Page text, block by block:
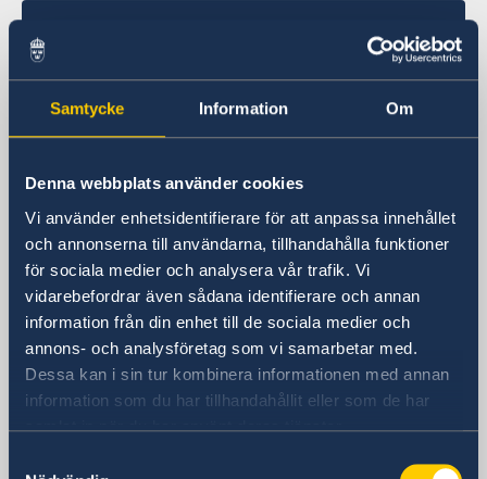
Samtycke Information Om
Denna webbplats använder cookies
Vi använder enhetsidentifierare för att anpassa innehållet
och annonserna till användarna, tillhandahålla funktioner
för sociala medier och analysera vår trafik. Vi
vidarebefordrar även sådana identifierare och annan
information från din enhet till de sociala medier och
annons- och analysföretag som vi samarbetar med.
Dessa kan i sin tur kombinera informationen med annan
information som du har tillhandahållit eller som de har
samlat in när du har använt deras tjänster.
Sveriges ambassad
Besöksadress
Piazza Rio de Janeiro, 3
00 161 Roma
Ambasciata di Svezia
Piazza Rio de Janeiro, 3
00 161 Roma (RM)
Italia
Telefonnummer
Allmänna och konsulära frågor: måndag
- fredag 09:00-11:00
+39 06 44 194 100
Migrationsfrågor: måndag 10:00 - 11:00